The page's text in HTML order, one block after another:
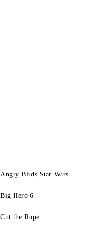
Angry Birds Star Wars
Big Hero 6
Cut the Rope